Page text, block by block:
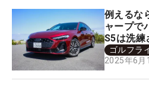
例えるな
ャープで
S5は洗練
ゴルフラ
2025年6月